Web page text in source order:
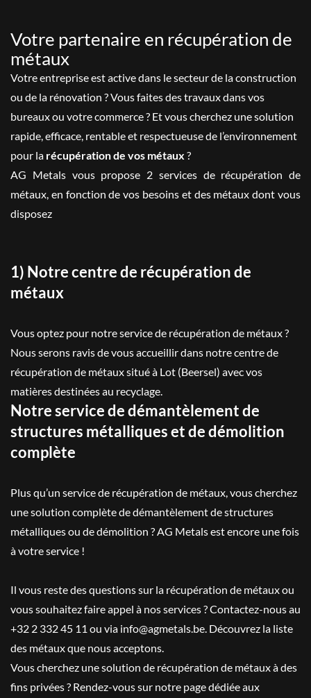
Votre partenaire en récupération de
métaux
Votre entreprise est active dans le secteur de la construction
ou de la rénovation ? Vous faites des travaux dans vos
bureaux ou votre commerce ? Et vous cherchez une solution
rapide, efficace, rentable et respectueuse de l’environnement
pour la récupération de vos métaux ?
AG Metals vous propose 2 services de récupération de
métaux, en fonction de vos besoins et des métaux dont vous
disposez
1) Notre centre de récupération de
métaux
Vous optez pour notre service de récupération de métaux ?
Nous serons ravis de vous accueillir dans notre centre de
récupération de métaux situé à Lot (Beersel) avec vos
matières destinées au recyclage.
Notre service de démantèlement de
structures métalliques et de démolition
complète
Plus qu’un service de récupération de métaux, vous cherchez
une solution complète de démantèlement de structures
métalliques ou de démolition ? AG Metals est encore une fois
à votre service !
Il vous reste des questions sur la récupération de métaux ou
vous souhaitez faire appel à nos services ? Contactez-nous au
+32 2 332 45 11 ou via info@agmetals.be. Découvrez la liste
des métaux que nous acceptons.
Vous cherchez une solution de récupération de métaux à des
fins privées ? Rendez-vous sur notre page dédiée aux